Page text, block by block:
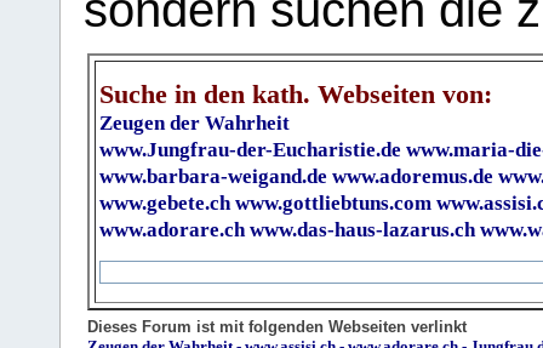
Suche in den kath. Webseiten von:
Zeugen der Wahrheit
www.Jungfrau-der-Eucharistie.de www.maria-
www.barbara-weigand.de www.adoremus.de
www.gebete.ch www.gottliebtuns.com
www.adorare.ch www.das-haus-lazarus.ch
Dieses Forum ist mit folgenden Webseiten verlinkt